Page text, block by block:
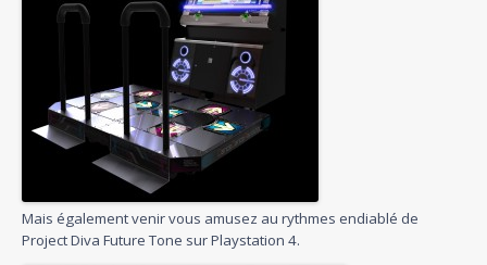
Mais également venir vous amusez au rythmes endiablé de
Project Diva Future Tone sur Playstation 4.